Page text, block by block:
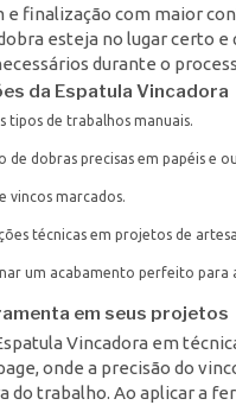
e finalização com maior
esteja no lugar certo e
durante o
da Espatula Vincadora
tipos de trabalhos manuais.
de dobras precisas em papéis e
vincos marcados.
técnicas em projetos de
um acabamento perfeito para
em seus projetos
Vincadora em
onde a precisão do
do trabalho. Ao aplicar a